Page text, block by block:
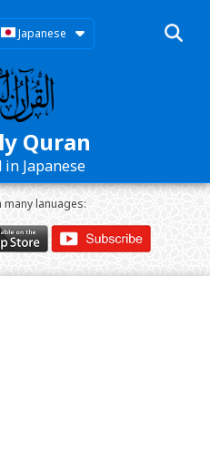
Japanese
Quran
Japanese
many lanuages: